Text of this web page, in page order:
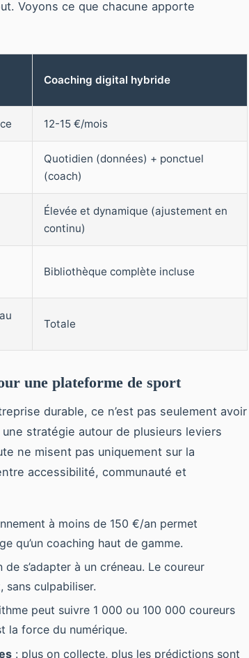
Voyons ce que chacune apporte
Coaching digital hybride
12-15 €/mois
Quotidien (données) + ponctuel
(coach)
Élevée et dynamique (ajustement en
continu)
Bibliothèque complète incluse
Totale
une plateforme de sport
durable, ce n’est pas seulement avoir
stratégie autour de plusieurs leviers
ne misent pas uniquement sur la
accessibilité, communauté et
à moins de 150 €/an permet
qu’un coaching haut de gamme.
de s’adapter à un créneau. Le coureur
sans culpabiliser.
peut suivre 1 000 ou 100 000 coureurs
la force du numérique.
: plus on collecte, plus les prédictions sont